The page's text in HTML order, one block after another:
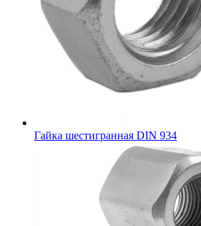
Гайка шестигранная DIN 934